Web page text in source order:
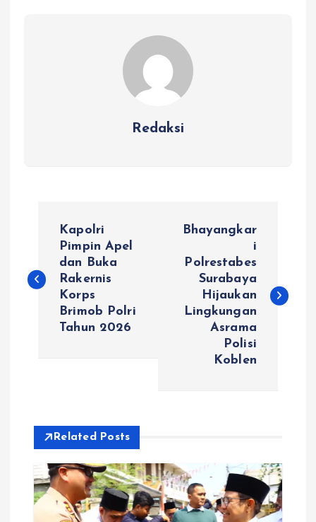
Redaksi
v
s
p
Kapolri
Pimpin Apel
dan Buka
Rakernis
Korps
Brimob Polri
Tahun 2026
Bhayangkar
i
Polrestabes
Surabaya
Hijaukan
Lingkungan
Asrama
Polisi
Koblen
Related Posts